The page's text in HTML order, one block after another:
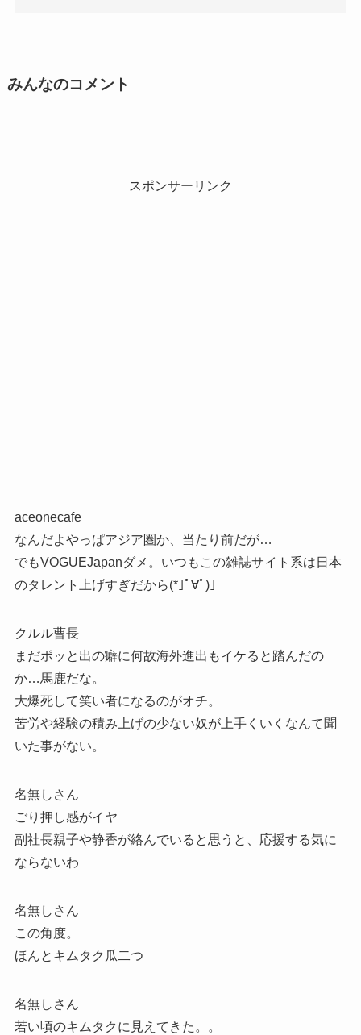
みんなのコメント
スポンサーリンク
aceonecafe
なんだよやっぱアジア圏か、当たり前だが…
でもVOGUEJapanダメ。いつもこの雑誌サイト系は日本
のタレント上げすぎだから(*｣ﾟ∀ﾟ)｣
クルル曹長
まだポッと出の癖に何故海外進出もイケると踏んだの
か…馬鹿だな。
大爆死して笑い者になるのがオチ。
苦労や経験の積み上げの少ない奴が上手くいくなんて聞
いた事がない。
名無しさん
ごり押し感がイヤ
副社長親子や静香が絡んでいると思うと、応援する気に
ならないわ
名無しさん
この角度。
ほんとキムタク瓜二つ
名無しさん
若い頃のキムタクに見えてきた。。